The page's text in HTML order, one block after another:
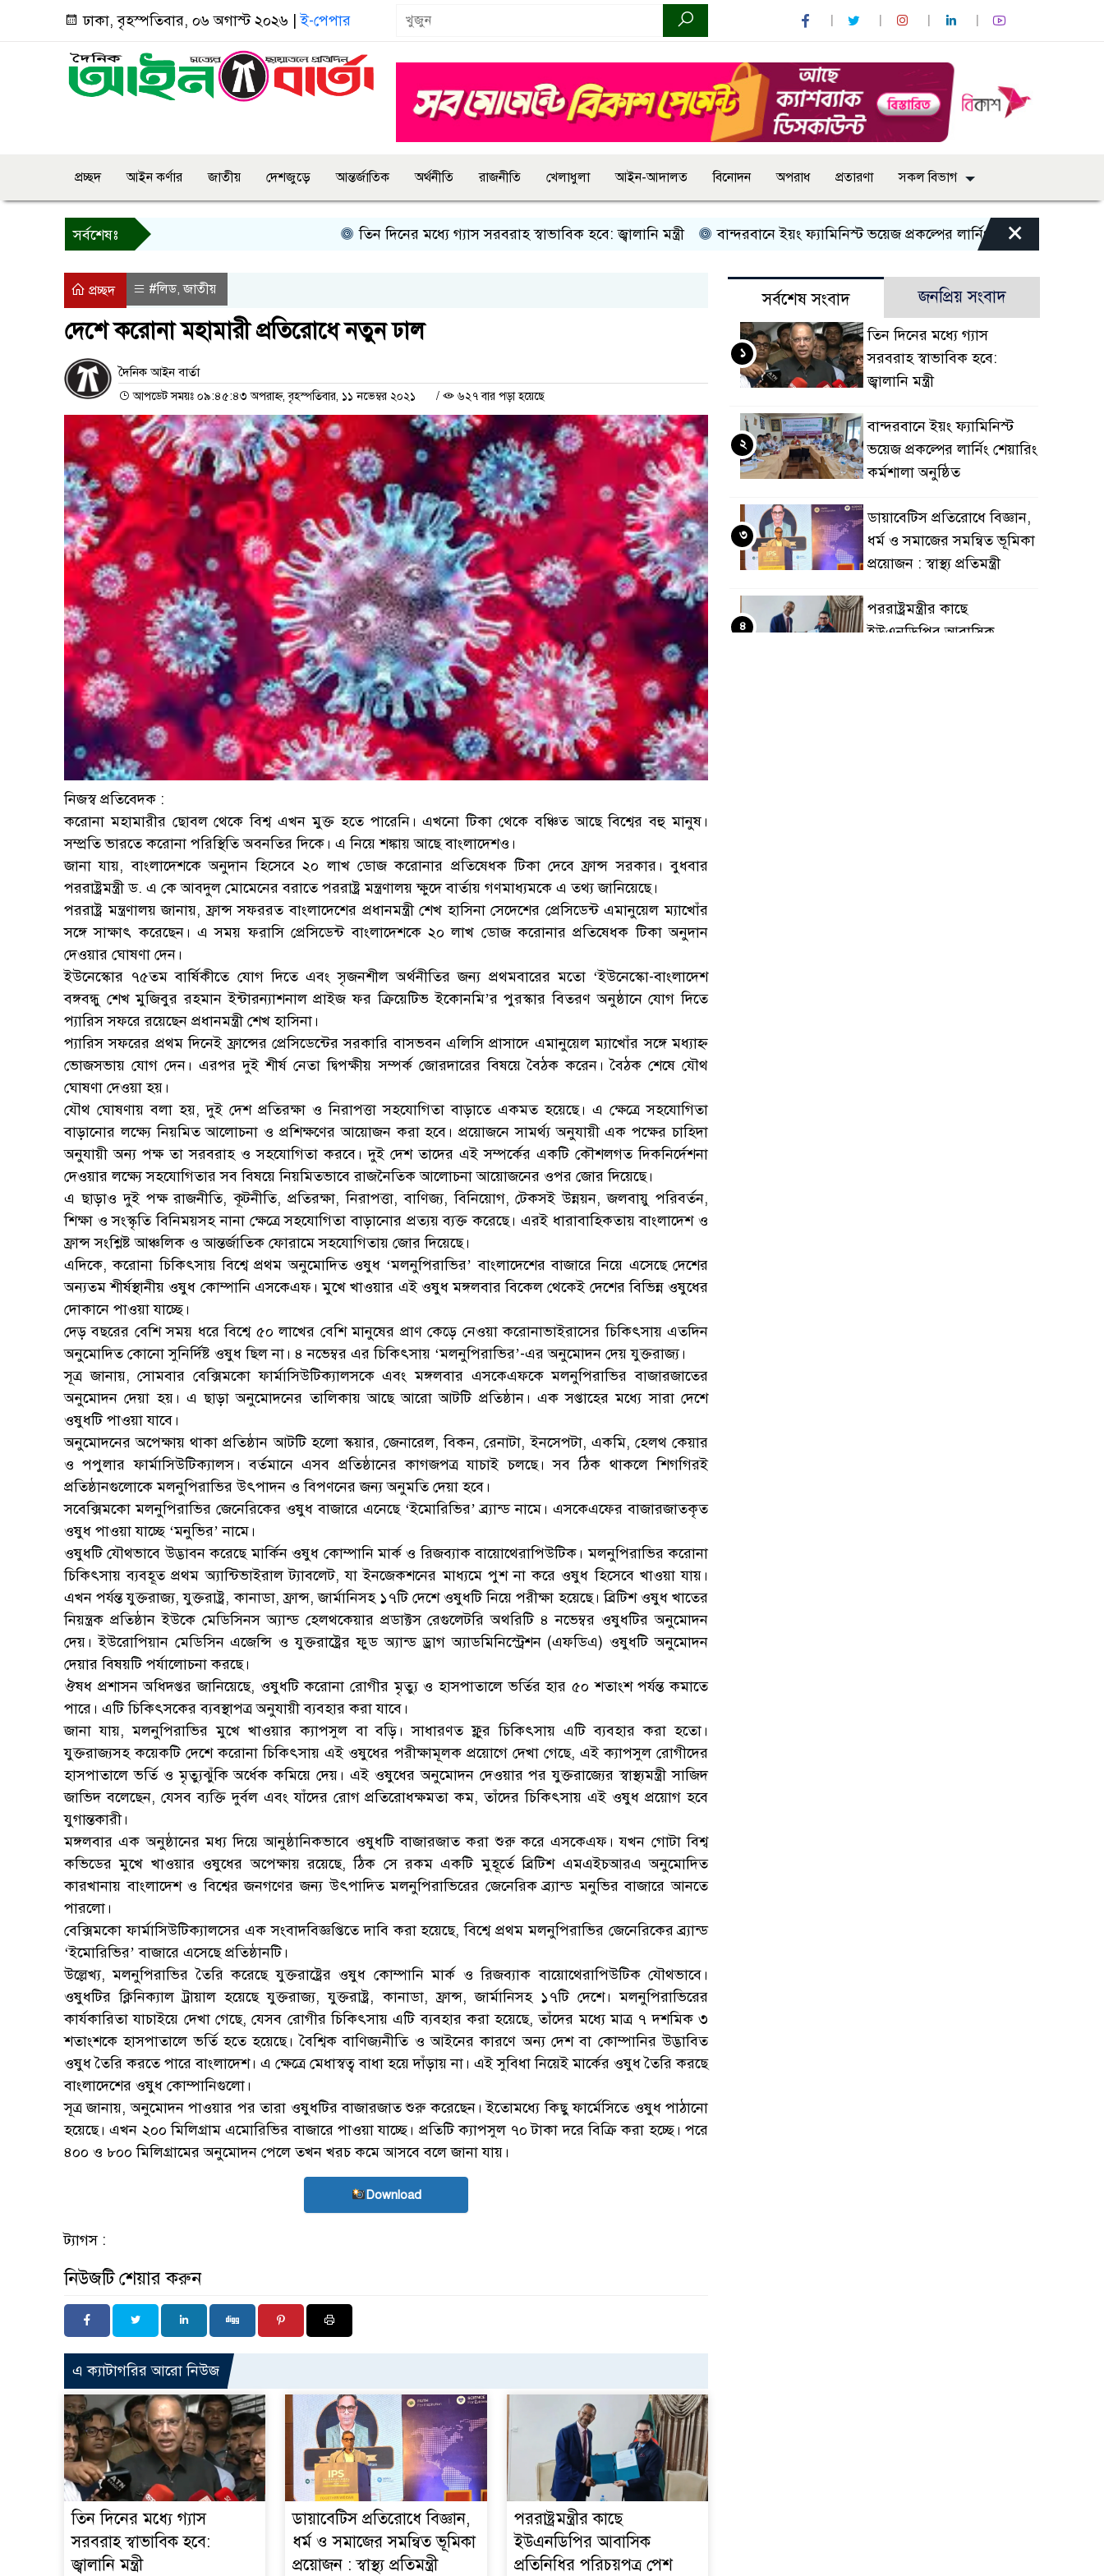
ঢাকা, বৃহস্পতিবার, ০৬ অগাস্ট ২০২৬ |ই-পেপার
প্রচ্ছদ আইন কর্ণার জাতীয় দেশজুড়ে আন্তর্জাতিক অর্থনীতি রাজনীতি খেলাধুলা আইন-আদালত বিনোদন অপরাধ প্রতারণা সকল বিভাগ
সর্বশেষঃ তিন দিনের মধ্যে গ্যাস সরবরাহ স্বাভাবিক হবে: জ্বালানি মন্ত্রী বান্দরবানে ইয়ং ফ্যামিনিস্ট ভয়েজ প্রকল্পের লার্নিং শেয়ারিং কর্মশালা অনুষ্ঠিত
×
প্রচ্ছদ #লিড,জাতীয়
দেশে করোনা মহামারী প্রতিরোধে নতুন ঢাল
দৈনিক আইন বার্তা
আপডেট সময়ঃ ০৯:৪৫:৪৩ অপরাহ্ন, বৃহস্পতিবার, ১১ নভেম্বর ২০২১ / ৬২৭ বার পড়া হয়েছে
নিজস্ব প্রতিবেদক :
করোনা মহামারীর ছোবল থেকে বিশ্ব এখন মুক্ত হতে পারেনি। এখনো টিকা থেকে বঞ্চিত আছে বিশ্বের বহু মানুষ।
সম্প্রতি ভারতে করোনা পরিস্থিতি অবনতির দিকে। এ নিয়ে শঙ্কায় আছে বাংলাদেশও।
জানা যায়, বাংলাদেশকে অনুদান হিসেবে ২০ লাখ ডোজ করোনার প্রতিষেধক টিকা দেবে ফ্রান্স সরকার। বুধবার
পররাষ্ট্রমন্ত্রী ড. এ কে আবদুল মোমেনের বরাতে পররাষ্ট্র মন্ত্রণালয় ক্ষুদে বার্তায় গণমাধ্যমকে এ তথ্য জানিয়েছে।
পররাষ্ট্র মন্ত্রণালয় জানায়, ফ্রান্স সফররত বাংলাদেশের প্রধানমন্ত্রী শেখ হাসিনা সেদেশের প্রেসিডেন্ট এমানুয়েল ম্যাখোঁর
সঙ্গে সাক্ষাৎ করেছেন। এ সময় ফরাসি প্রেসিডেন্ট বাংলাদেশকে ২০ লাখ ডোজ করোনার প্রতিষেধক টিকা অনুদান
দেওয়ার ঘোষণা দেন।
ইউনেস্কোর ৭৫তম বার্ষিকীতে যোগ দিতে এবং সৃজনশীল অর্থনীতির জন্য প্রথমবারের মতো ‘ইউনেস্কো-বাংলাদেশ
বঙ্গবন্ধু শেখ মুজিবুর রহমান ইন্টারন্যাশনাল প্রাইজ ফর ক্রিয়েটিভ ইকোনমি’র পুরস্কার বিতরণ অনুষ্ঠানে যোগ দিতে
প্যারিস সফরে রয়েছেন প্রধানমন্ত্রী শেখ হাসিনা।
প্যারিস সফরের প্রথম দিনেই ফ্রান্সের প্রেসিডেন্টের সরকারি বাসভবন এলিসি প্রাসাদে এমানুয়েল ম্যাখোঁর সঙ্গে মধ্যাহ্ন
ভোজসভায় যোগ দেন। এরপর দুই শীর্ষ নেতা দ্বিপক্ষীয় সম্পর্ক জোরদারের বিষয়ে বৈঠক করেন। বৈঠক শেষে যৌথ
ঘোষণা দেওয়া হয়।
যৌথ ঘোষণায় বলা হয়, দুই দেশ প্রতিরক্ষা ও নিরাপত্তা সহযোগিতা বাড়াতে একমত হয়েছে। এ ক্ষেত্রে সহযোগিতা
বাড়ানোর লক্ষ্যে নিয়মিত আলোচনা ও প্রশিক্ষণের আয়োজন করা হবে। প্রয়োজনে সামর্থ্য অনুযায়ী এক পক্ষের চাহিদা
অনুযায়ী অন্য পক্ষ তা সরবরাহ ও সহযোগিতা করবে। দুই দেশ তাদের এই সম্পর্কের একটি কৌশলগত দিকনির্দেশনা
দেওয়ার লক্ষ্যে সহযোগিতার সব বিষয়ে নিয়মিতভাবে রাজনৈতিক আলোচনা আয়োজনের ওপর জোর দিয়েছে।
এ ছাড়াও দুই পক্ষ রাজনীতি, কূটনীতি, প্রতিরক্ষা, নিরাপত্তা, বাণিজ্য, বিনিয়োগ, টেকসই উন্নয়ন, জলবায়ু পরিবর্তন,
শিক্ষা ও সংস্কৃতি বিনিময়সহ নানা ক্ষেত্রে সহযোগিতা বাড়ানোর প্রত্যয় ব্যক্ত করেছে। এরই ধারাবাহিকতায় বাংলাদেশ ও
ফ্রান্স সংশ্লিষ্ট আঞ্চলিক ও আন্তর্জাতিক ফোরামে সহযোগিতায় জোর দিয়েছে।
এদিকে, করোনা চিকিৎসায় বিশ্বে প্রথম অনুমোদিত ওষুধ ‘মলনুপিরাভির’ বাংলাদেশের বাজারে নিয়ে এসেছে দেশের
অন্যতম শীর্ষস্থানীয় ওষুধ কোম্পানি এসকেএফ। মুখে খাওয়ার এই ওষুধ মঙ্গলবার বিকেল থেকেই দেশের বিভিন্ন ওষুধের
দোকানে পাওয়া যাচ্ছে।
দেড় বছরের বেশি সময় ধরে বিশ্বে ৫০ লাখের বেশি মানুষের প্রাণ কেড়ে নেওয়া করোনাভাইরাসের চিকিৎসায় এতদিন
অনুমোদিত কোনো সুনির্দিষ্ট ওষুধ ছিল না। ৪ নভেম্বর এর চিকিৎসায় ‘মলনুপিরাভির’-এর অনুমোদন দেয় যুক্তরাজ্য।
সূত্র জানায়, সোমবার বেক্সিমকো ফার্মাসিউটিক্যালসকে এবং মঙ্গলবার এসকেএফকে মলনুপিরাভির বাজারজাতের
অনুমোদন দেয়া হয়। এ ছাড়া অনুমোদনের তালিকায় আছে আরো আটটি প্রতিষ্ঠান। এক সপ্তাহের মধ্যে সারা দেশে
ওষুধটি পাওয়া যাবে।
অনুমোদনের অপেক্ষায় থাকা প্রতিষ্ঠান আটটি হলো স্কয়ার, জেনারেল, বিকন, রেনাটা, ইনসেপটা, একমি, হেলথ কেয়ার
ও পপুলার ফার্মাসিউটিক্যালস। বর্তমানে এসব প্রতিষ্ঠানের কাগজপত্র যাচাই চলছে। সব ঠিক থাকলে শিগগিরই
প্রতিষ্ঠানগুলোকে মলনুপিরাভির উৎপাদন ও বিপণনের জন্য অনুমতি দেয়া হবে।
সবেক্সিমকো মলনুপিরাভির জেনেরিকের ওষুধ বাজারে এনেছে ‘ইমোরিভির’ ব্র্যান্ড নামে। এসকেএফের বাজারজাতকৃত
ওষুধ পাওয়া যাচ্ছে ‘মনুভির’ নামে।
ওষুধটি যৌথভাবে উদ্ভাবন করেছে মার্কিন ওষুধ কোম্পানি মার্ক ও রিজব্যাক বায়োথেরাপিউটিক। মলনুপিরাভির করোনা
চিকিৎসায় ব্যবহূত প্রথম অ্যান্টিভাইরাল ট্যাবলেট, যা ইনজেকশনের মাধ্যমে পুশ না করে ওষুধ হিসেবে খাওয়া যায়।
এখন পর্যন্ত যুক্তরাজ্য, যুক্তরাষ্ট্র, কানাডা, ফ্রান্স, জার্মানিসহ ১৭টি দেশে ওষুধটি নিয়ে পরীক্ষা হয়েছে। ব্রিটিশ ওষুধ খাতের
নিয়ন্ত্রক প্রতিষ্ঠান ইউকে মেডিসিনস অ্যান্ড হেলথকেয়ার প্রডাক্টস রেগুলেটরি অথরিটি ৪ নভেম্বর ওষুধটির অনুমোদন
দেয়। ইউরোপিয়ান মেডিসিন এজেন্সি ও যুক্তরাষ্ট্রের ফুড অ্যান্ড ড্রাগ অ্যাডমিনিস্ট্রেশন (এফডিএ) ওষুধটি অনুমোদন
দেয়ার বিষয়টি পর্যালোচনা করছে।
ঔষধ প্রশাসন অধিদপ্তর জানিয়েছে, ওষুধটি করোনা রোগীর মৃত্যু ও হাসপাতালে ভর্তির হার ৫০ শতাংশ পর্যন্ত কমাতে
পারে। এটি চিকিৎসকের ব্যবস্থাপত্র অনুযায়ী ব্যবহার করা যাবে।
জানা যায়, মলনুপিরাভির মুখে খাওয়ার ক্যাপসুল বা বড়ি। সাধারণত ফ্লুর চিকিৎসায় এটি ব্যবহার করা হতো।
যুক্তরাজ্যসহ কয়েকটি দেশে করোনা চিকিৎসায় এই ওষুধের পরীক্ষামূলক প্রয়োগে দেখা গেছে, এই ক্যাপসুল রোগীদের
হাসপাতালে ভর্তি ও মৃত্যুঝুঁকি অর্ধেক কমিয়ে দেয়। এই ওষুধের অনুমোদন দেওয়ার পর যুক্তরাজ্যের স্বাস্থ্যমন্ত্রী সাজিদ
জাভিদ বলেছেন, যেসব ব্যক্তি দুর্বল এবং যাঁদের রোগ প্রতিরোধক্ষমতা কম, তাঁদের চিকিৎসায় এই ওষুধ প্রয়োগ হবে
যুগান্তকারী।
মঙ্গলবার এক অনুষ্ঠানের মধ্য দিয়ে আনুষ্ঠানিকভাবে ওষুধটি বাজারজাত করা শুরু করে এসকেএফ। যখন গোটা বিশ্ব
কভিডের মুখে খাওয়ার ওষুধের অপেক্ষায় রয়েছে, ঠিক সে রকম একটি মুহূর্তে ব্রিটিশ এমএইচআরএ অনুমোদিত
কারখানায় বাংলাদেশ ও বিশ্বের জনগণের জন্য উৎপাদিত মলনুপিরাভিরের জেনেরিক ব্র্যান্ড মনুভির বাজারে আনতে
পারলো।
বেক্সিমকো ফার্মাসিউটিক্যালসের এক সংবাদবিজ্ঞপ্তিতে দাবি করা হয়েছে, বিশ্বে প্রথম মলনুপিরাভির জেনেরিকের ব্র্যান্ড
‘ইমোরিভির’ বাজারে এসেছে প্রতিষ্ঠানটি।
উল্লেখ্য, মলনুপিরাভির তৈরি করেছে যুক্তরাষ্ট্রের ওষুধ কোম্পানি মার্ক ও রিজব্যাক বায়োথেরাপিউটিক যৌথভাবে।
ওষুধটির ক্লিনিক্যাল ট্রায়াল হয়েছে যুক্তরাজ্য, যুক্তরাষ্ট্র, কানাডা, ফ্রান্স, জার্মানিসহ ১৭টি দেশে। মলনুপিরাভিরের
কার্যকারিতা যাচাইয়ে দেখা গেছে, যেসব রোগীর চিকিৎসায় এটি ব্যবহার করা হয়েছে, তাঁদের মধ্যে মাত্র ৭ দশমিক ৩
শতাংশকে হাসপাতালে ভর্তি হতে হয়েছে। বৈশ্বিক বাণিজ্যনীতি ও আইনের কারণে অন্য দেশ বা কোম্পানির উদ্ভাবিত
ওষুধ তৈরি করতে পারে বাংলাদেশ। এ ক্ষেত্রে মেধাস্বত্ব বাধা হয়ে দাঁড়ায় না। এই সুবিধা নিয়েই মার্কের ওষুধ তৈরি করছে
বাংলাদেশের ওষুধ কোম্পানিগুলো।
সূত্র জানায়, অনুমোদন পাওয়ার পর তারা ওষুধটির বাজারজাত শুরু করেছেন। ইতোমধ্যে কিছু ফার্মেসিতে ওষুধ পাঠানো
হয়েছে। এখন ২০০ মিলিগ্রাম এমোরিভির বাজারে পাওয়া যাচ্ছে। প্রতিটি ক্যাপসুল ৭০ টাকা দরে বিক্রি করা হচ্ছে। পরে
৪০০ ও ৮০০ মিলিগ্রামের অনুমোদন পেলে তখন খরচ কমে আসবে বলে জানা যায়।
Download
ট্যাগস :
নিউজটি শেয়ার করুন
এ ক্যাটাগরির আরো নিউজ
তিন দিনের মধ্যে গ্যাস
সরবরাহ স্বাভাবিক হবে:
জ্বালানি মন্ত্রী
ডায়াবেটিস প্রতিরোধে বিজ্ঞান,
ধর্ম ও সমাজের সমন্বিত ভূমিকা
প্রয়োজন : স্বাস্থ্য প্রতিমন্ত্রী
পররাষ্ট্রমন্ত্রীর কা‌ছে
ইউএনডিপির আবাসিক
প্রতিনিধির পরিচয়পত্র পেশ
সর্বশেষ সংবাদ জনপ্রিয় সংবাদ
তিন দিনের মধ্যে গ্যাস
সরবরাহ স্বাভাবিক হবে:
জ্বালানি মন্ত্রী
১
বান্দরবানে ইয়ং ফ্যামিনিস্ট
ভয়েজ প্রকল্পের লার্নিং শেয়ারিং
কর্মশালা অনুষ্ঠিত
২
ডায়াবেটিস প্রতিরোধে বিজ্ঞান,
ধর্ম ও সমাজের সমন্বিত ভূমিকা
প্রয়োজন : স্বাস্থ্য প্রতিমন্ত্রী
৩
পররাষ্ট্রমন্ত্রীর কা‌ছে
ইউএনডিপির আবাসিক
৪